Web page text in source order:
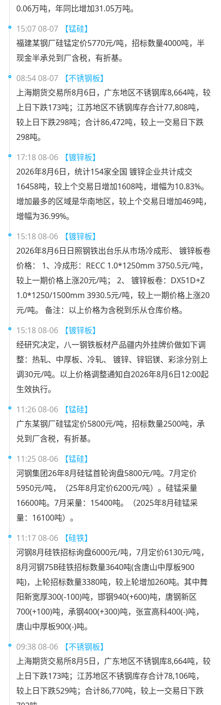
0.06万吨，年同比增加31.05万吨。
15:07 08-07
【锰硅】
福建某钢厂硅锰定价5770元/吨，招标数量4000吨，半
现金半承兑到厂含税，有折基。
08:54 08-07
【不锈钢板】
上海期货交易所8月6日，广东地区不锈钢库8,664吨，较
上日下跌173吨；江苏地区不锈钢库存合计77,808吨，
较上日下跌298吨；合计86,472吨，较上一交易日下跌
298吨。
17:18 08-06
【镀锌板】
2026年8月6日，统计154家全国 镀锌企业共计成交
16458吨，较上个交易日增加1608吨，增幅为10.83%。
增加最多的区域是华南地区，较上个交易日增加469吨，
增幅为36.99%。
15:18 08-06
【镀锌板】
2026年8月6日日照钢铁出台乐从市场冷成形、 镀锌板卷
价格： 1、冷成形：RECC 1.0*1250mm 3750.5元/吨，
较上一期价格上涨20元/吨； 2、 镀锌板卷：DX51D+Z
1.0*1250/1500mm 3930.5元/吨，较上一期价格上涨20
元/吨。 备注：以上价格为含税到乐从仓库价格。
15:18 08-06
【镀锌板】
经研究决定，八一钢铁板材产品疆内外挂牌价做如下调
整：热轧、中厚板、冷轧、 镀锌、锌铝镁、彩涂分别上
调30元/吨。以上价格调整通知自2026年8月6日12:00起
生效执行。
11:26 08-06
【锰硅】
广东某钢厂硅锰定价5800元/吨，招标数量2500吨，承
兑到厂含税，有折基。
11:25 08-06
【锰硅】
河钢集团26年8月硅锰首轮询盘5800元/吨。7月定价
5950元/吨，（25年8月定价6200元/吨）。硅锰采量
16600吨。7月采量：15400吨。（2025年8月硅锰采
量：16100吨）。
11:17 08-06
【硅铁】
河钢8月硅铁招标询盘6000元/吨，7月定价6130元/吨，
8月河钢75B硅铁招标数量3640吨(含唐山中厚板900
吨)，上轮招标数量3380吨，较上轮增加260吨。其中舞
阳新宽厚300(-100)吨，邯钢940(+600)吨，唐钢新区
700(+100)吨，承钢400(+300)吨，张宣高科400(-)吨，
唐山中厚板900(-)吨。
09:38 08-06
【不锈钢板】
上海期货交易所8月5日，广东地区不锈钢库8,664吨，较
上日下跌173吨；江苏地区不锈钢库存合计78,106吨，
较上日下跌529吨；合计86,770吨，较上一交易日下跌